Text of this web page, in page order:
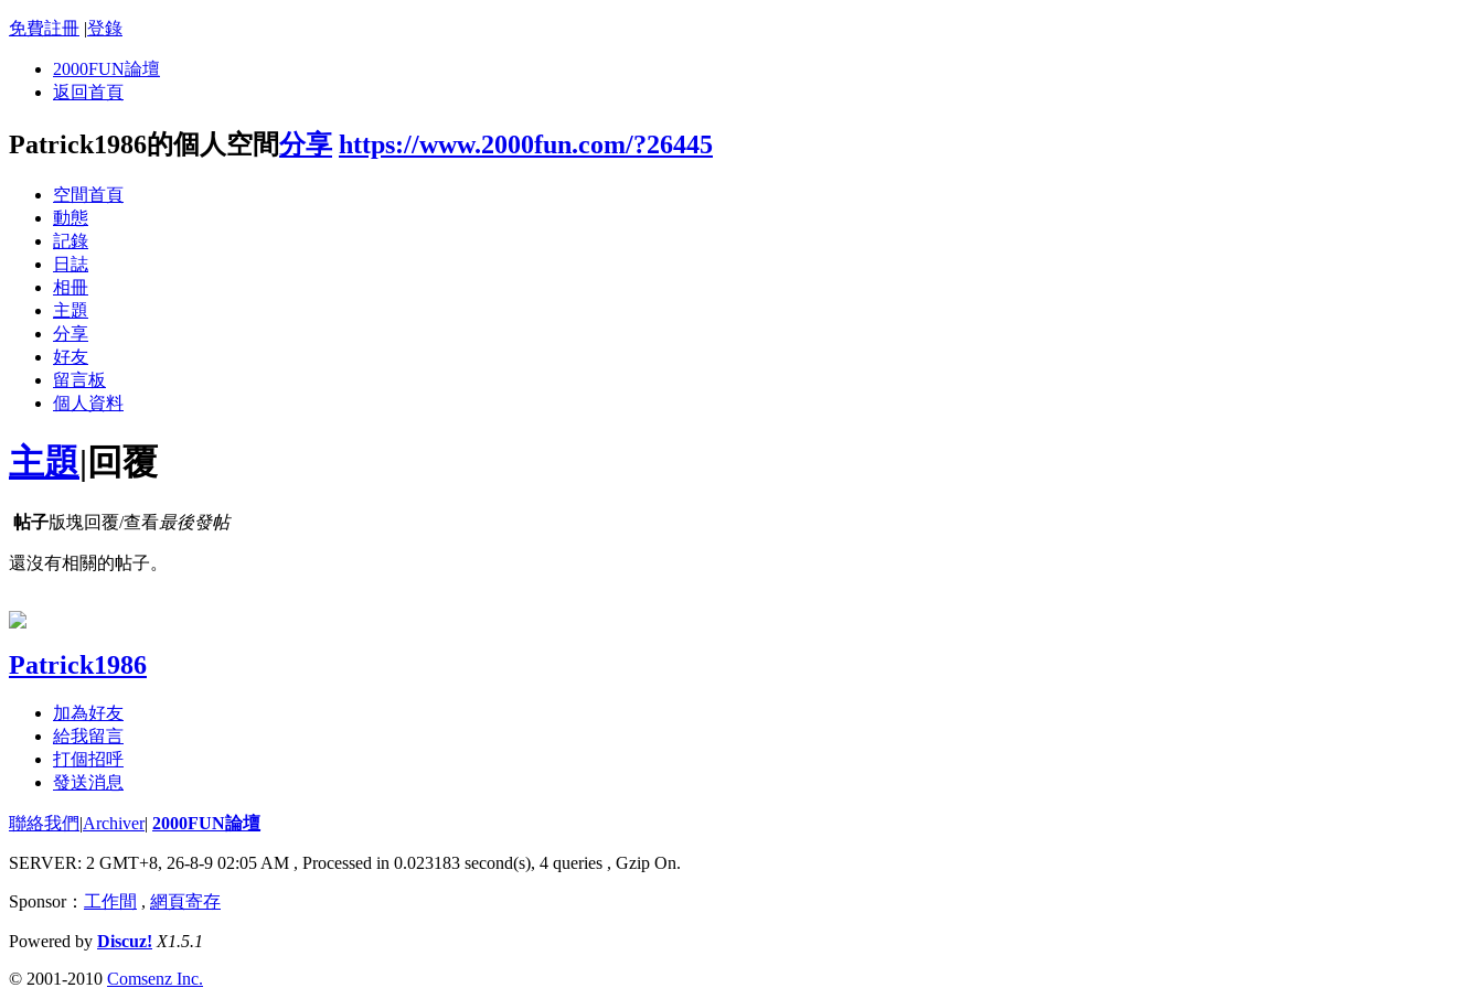
免費註冊 |登錄
2000FUN論壇
返回首頁
Patrick1986的個人空間分享 https://www.2000fun.com/?26445
空間首頁
動態
記錄
日誌
相冊
主題
分享
好友
留言板
個人資料
主題| 回覆
帖子版塊回覆/查看最後發帖
還沒有相關的帖子。
Patrick1986
加為好友
給我留言
打個招呼
發送消息
聯絡我們|Archiver| 2000FUN論壇
SERVER: 2 GMT+8, 26-8-9 02:05 AM , Processed in 0.023183 second(s), 4 queries , Gzip On.
Sponsor： 工作間 , 網頁寄存
Powered by Discuz! X1.5.1
© 2001-2010 Comsenz Inc.